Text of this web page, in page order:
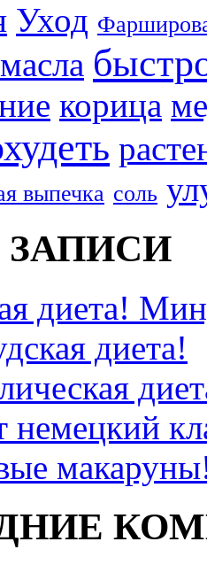
Уход
корица
выпечка соль
диета!
диета!
немецкий